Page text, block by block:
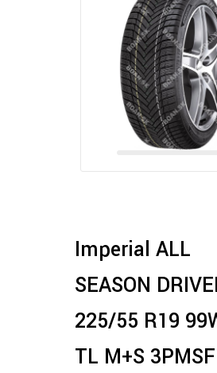
Imperial ALL
SEASON
225/55 R19
TL M+S 3PMSF